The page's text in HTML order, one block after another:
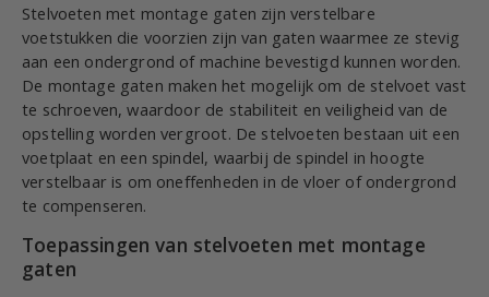
Stelvoeten met montage gaten zijn verstelbare
voetstukken die voorzien zijn van gaten waarmee ze stevig
aan een ondergrond of machine bevestigd kunnen worden.
De montage gaten maken het mogelijk om de stelvoet vast
te schroeven, waardoor de stabiliteit en veiligheid van de
opstelling worden vergroot. De stelvoeten bestaan uit een
voetplaat en een spindel, waarbij de spindel in hoogte
verstelbaar is om oneffenheden in de vloer of ondergrond
te compenseren.
Toepassingen van stelvoeten met montage
gaten